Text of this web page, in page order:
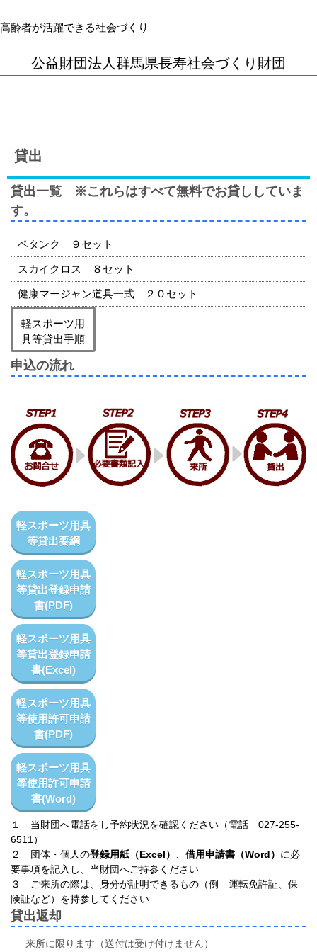
公益財団法人群馬県長寿社会づくり財団
高齢者が活躍できる社会づくり
貸出
貸出一覧 ※これらはすべて無料でお貸ししていま
す。
ペタンク ９セット
スカイクロス ８セット
健康マージャン道具一式 ２０セット
軽スポーツ用
具等貸出手順
申込の流れ
軽スポーツ用具
等貸出要綱
軽スポーツ用具
等貸出登録申請
書(PDF)
軽スポーツ用具
等貸出登録申請
書(Excel)
軽スポーツ用具
等使用許可申請
書(PDF)
軽スポーツ用具
等使用許可申請
書(Word)
１ 当財団へ電話をし予約状況を確認ください（電話 027-255-
6511）
２ 団体・個人の登録用紙（Excel） 借用申請書（Word） に必
要事項を記入し、当財団へご持参ください
３ ご来所の際は、身分が証明できるもの（例 運転免許証、保
険証など）を持参してください
貸出返却
来所に限ります（送付は受け付けません）